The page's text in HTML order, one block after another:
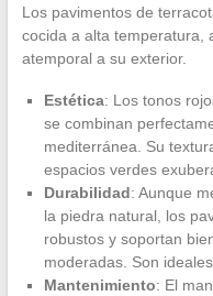
Los pavimentos de
cocida a alta temperatura,
atemporal a su exterior.
Estética: Los tonos
se combinan
mediterránea. Su
espacios verdes
Durabilidad: Aunque
la piedra natural, los
robustos y soportan
moderadas. Son
Mantenimiento: El